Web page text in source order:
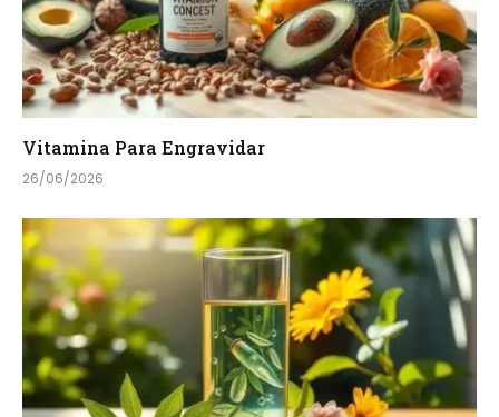
Vitamina Para Engravidar
26/06/2026